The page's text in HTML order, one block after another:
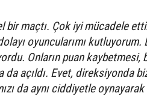
bir maçtı. Çok iyi mücadele
oyuncularımı
Onların puan kaybetmesi,
da açıldı. Evet, direksiyonda
da aynı ciddiyetle